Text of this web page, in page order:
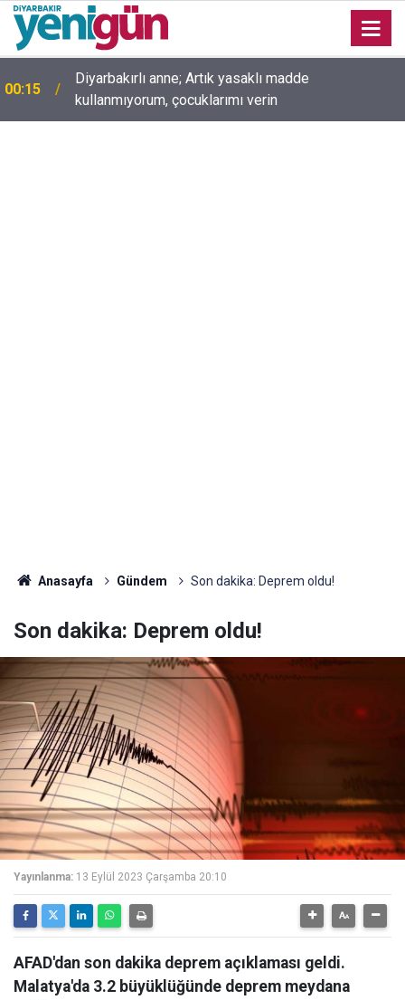
00:15
Diyarbakırlı anne; Artık yasaklı madde
kullanmıyorum, çocuklarımı verin
00:05
Mesut Çokur yazdı; Gelecek Yolda mı Kaldı?
Anasayfa Gündem Son dakika: Deprem oldu!
Son dakika: Deprem oldu!
Yayınlanma: 13 Eylül 2023 Çarşamba 20:10
AFAD'dan son dakika deprem açıklaması geldi.
Malatya'da 3.2 büyüklüğünde deprem meydana